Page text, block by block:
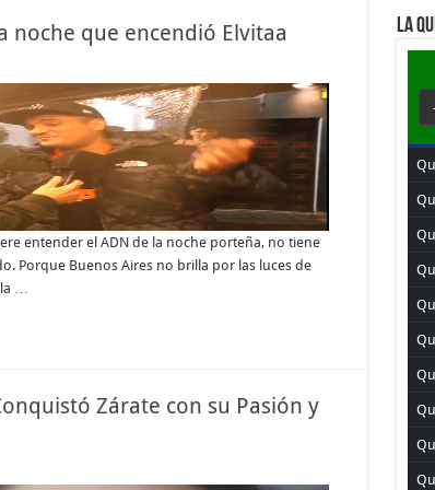
noche que encendió Elvitaa
entender el ADN de la noche porteña, no tiene
Porque Buenos Aires no brilla por las luces de
…
Zárate con su Pasión y
LA